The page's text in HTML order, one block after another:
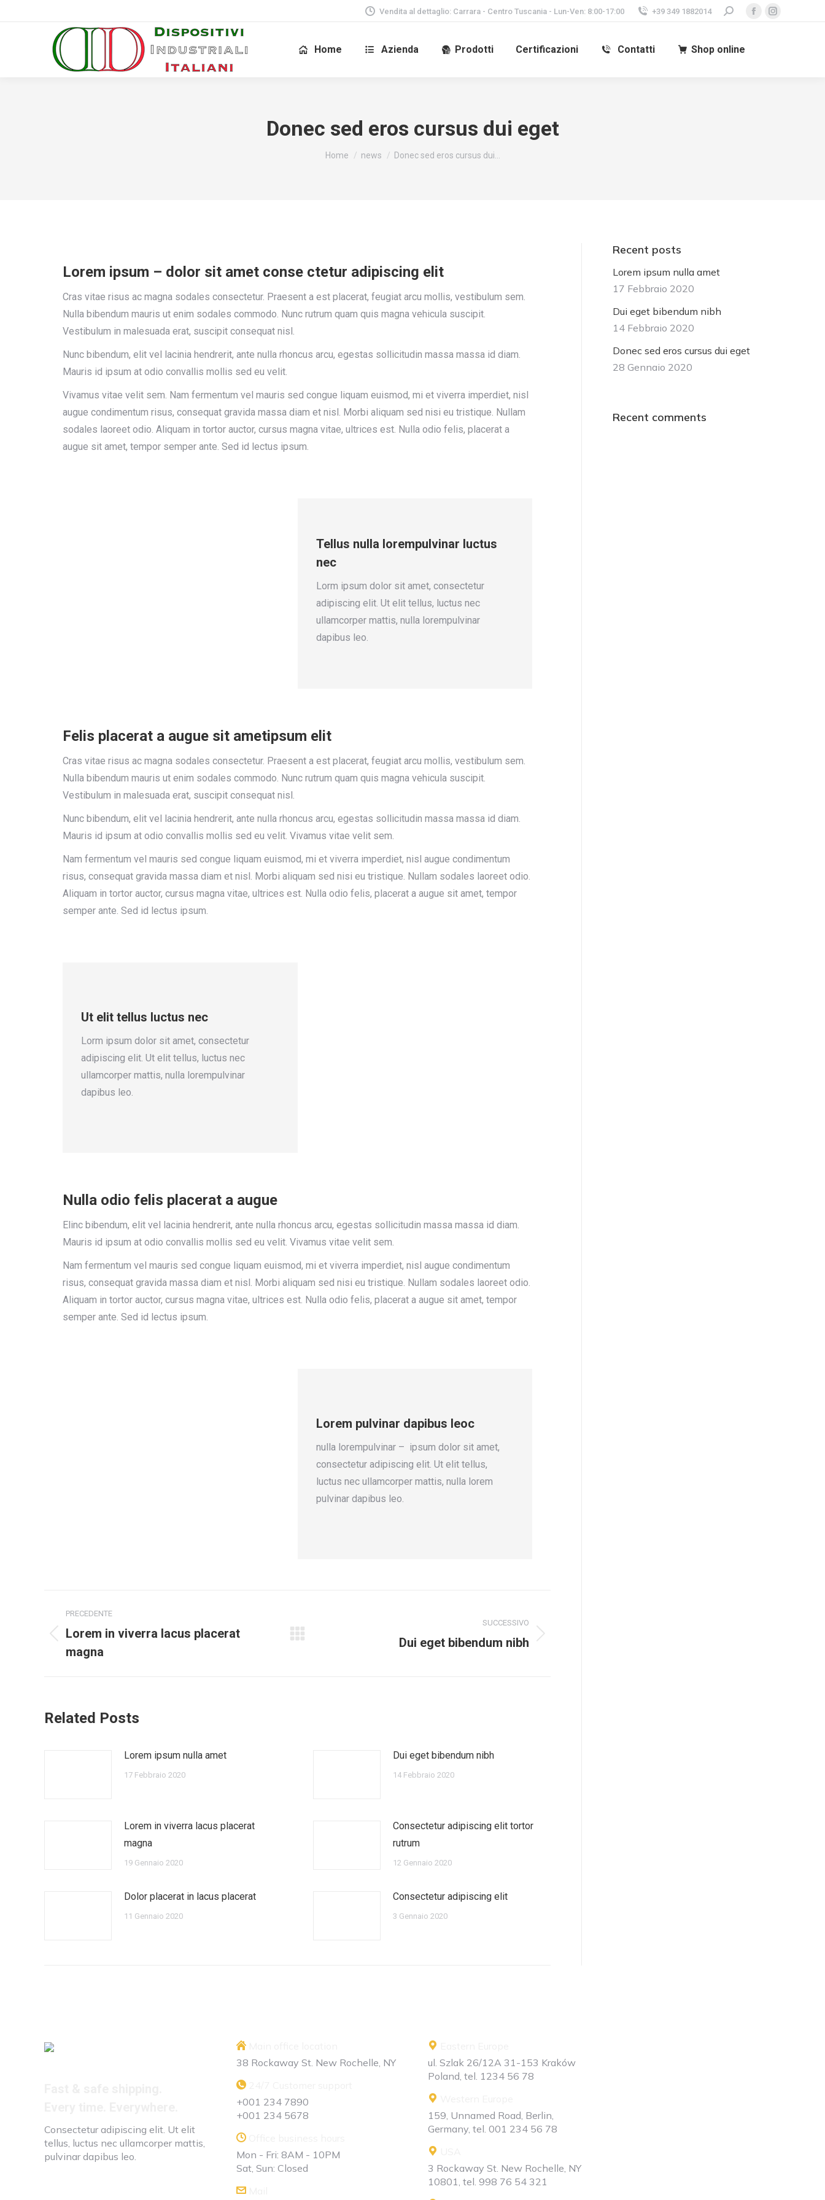
Vendita al dettaglio: Carrara - Centro Tuscania - Lun-Ven: 8:00-17:00 +39 349 1882014
Home Azienda Prodotti Certificazioni Contatti Shop online
Donec sed eros cursus dui eget
Tu sei qui:
Home news Donec sed eros cursus dui…
Lorem ipsum – dolor sit amet conse ctetur adipiscing elit
Cras vitae risus ac magna sodales consectetur. Praesent a est placerat, feugiat arcu mollis, vestibulum sem.
Nulla bibendum mauris ut enim sodales commodo. Nunc rutrum quam quis magna vehicula suscipit.
Vestibulum in malesuada erat, suscipit consequat nisl.
Nunc bibendum, elit vel lacinia hendrerit, ante nulla rhoncus arcu, egestas sollicitudin massa massa id diam.
Mauris id ipsum at odio convallis mollis sed eu velit.
Vivamus vitae velit sem. Nam fermentum vel mauris sed congue liquam euismod, mi et viverra imperdiet, nisl
augue condimentum risus, consequat gravida massa diam et nisl. Morbi aliquam sed nisi eu tristique. Nullam
sodales laoreet odio. Aliquam in tortor auctor, cursus magna vitae, ultrices est. Nulla odio felis, placerat a
augue sit amet, tempor semper ante. Sed id lectus ipsum.
Tellus nulla lorempulvinar luctus
nec
Lorm ipsum dolor sit amet, consectetur
adipiscing elit. Ut elit tellus, luctus nec
ullamcorper mattis, nulla lorempulvinar
dapibus leo.
Felis placerat a augue sit ametipsum elit
Cras vitae risus ac magna sodales consectetur. Praesent a est placerat, feugiat arcu mollis, vestibulum sem.
Nulla bibendum mauris ut enim sodales commodo. Nunc rutrum quam quis magna vehicula suscipit.
Vestibulum in malesuada erat, suscipit consequat nisl.
Nunc bibendum, elit vel lacinia hendrerit, ante nulla rhoncus arcu, egestas sollicitudin massa massa id diam.
Mauris id ipsum at odio convallis mollis sed eu velit. Vivamus vitae velit sem.
Nam fermentum vel mauris sed congue liquam euismod, mi et viverra imperdiet, nisl augue condimentum
risus, consequat gravida massa diam et nisl. Morbi aliquam sed nisi eu tristique. Nullam sodales laoreet odio.
Aliquam in tortor auctor, cursus magna vitae, ultrices est. Nulla odio felis, placerat a augue sit amet, tempor
semper ante. Sed id lectus ipsum.
Ut elit tellus luctus nec
Lorm ipsum dolor sit amet, consectetur
adipiscing elit. Ut elit tellus, luctus nec
ullamcorper mattis, nulla lorempulvinar
dapibus leo.
Nulla odio felis placerat a augue
Elinc bibendum, elit vel lacinia hendrerit, ante nulla rhoncus arcu, egestas sollicitudin massa massa id diam.
Mauris id ipsum at odio convallis mollis sed eu velit. Vivamus vitae velit sem.
Nam fermentum vel mauris sed congue liquam euismod, mi et viverra imperdiet, nisl augue condimentum
risus, consequat gravida massa diam et nisl. Morbi aliquam sed nisi eu tristique. Nullam sodales laoreet odio.
Aliquam in tortor auctor, cursus magna vitae, ultrices est. Nulla odio felis, placerat a augue sit amet, tempor
semper ante. Sed id lectus ipsum.
Lorem pulvinar dapibus leoc
nulla lorempulvinar – ipsum dolor sit amet,
consectetur adipiscing elit. Ut elit tellus,
luctus nec ullamcorper mattis, nulla lorem
pulvinar dapibus leo.
PRECEDENTE
Lorem in viverra lacus placerat
magna
SUCCESSIVO
Dui eget bibendum nibh
Related Posts
Lorem ipsum nulla amet
17 Febbraio 2020
Dui eget bibendum nibh
14 Febbraio 2020
Lorem in viverra lacus placerat
magna
19 Gennaio 2020
Consectetur adipiscing elit tortor
rutrum
12 Gennaio 2020
Dolor placerat in lacus placerat
11 Gennaio 2020
Consectetur adipiscing elit
3 Gennaio 2020
Recent posts
Lorem ipsum nulla amet
17 Febbraio 2020
Dui eget bibendum nibh
14 Febbraio 2020
Donec sed eros cursus dui eget
28 Gennaio 2020
Recent comments
Consectetur adipiscing elit. Ut elit
tellus, luctus nec ullamcorper mattis,
pulvinar dapibus leo.
Main office location
38 Rockaway St. New Rochelle, NY
24/7 Customer support
+001 234 7890
+001 234 5678
Office business hours
Mon - Fri: 8AM - 10PM
Sat, Sun: Closed
Mail
ul. Szlak 26/12A 31-153 Kraków
Poland, tel. 1234 56 78
159, Unnamed Road, Berlin,
Germany, tel. 001 234 56 78
3 Rockaway St. New Rochelle, NY
10801, tel. 998 76 54 321